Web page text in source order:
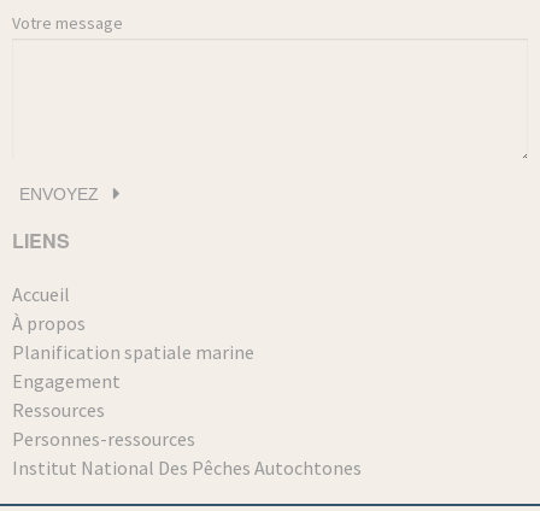
Votre message
LIENS
Accueil
À propos
Planification spatiale marine
Engagement
Ressources
Personnes-ressources
Institut National Des Pêches Autochtones